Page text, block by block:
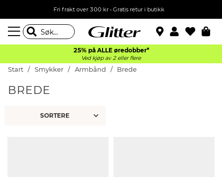
Fri frakt over 300 kr • Gratis retur i butikk
25% på ALLE øredobber*
Ved kjøp av 2 eller flere
Start Smykker Armbånd Brede
BREDE